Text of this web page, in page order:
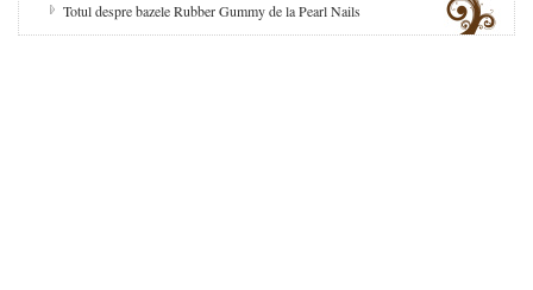
Totul despre bazele Rubber Gummy de la Pearl Nails